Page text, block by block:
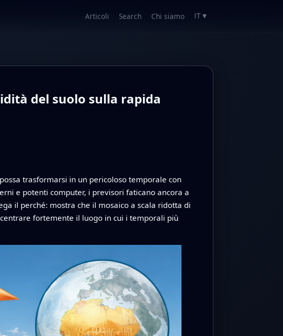
Articoli Search Chi siamo IT ▼
del suolo sulla rapida
trasformarsi in un pericoloso temporale con
e potenti computer, i previsori faticano ancora a
il perché: mostra che il mosaico a scala ridotta di
fortemente il luogo in cui i temporali più